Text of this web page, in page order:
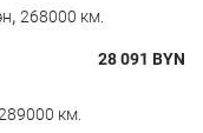
, 268000 км.
28 091 BYN
км.